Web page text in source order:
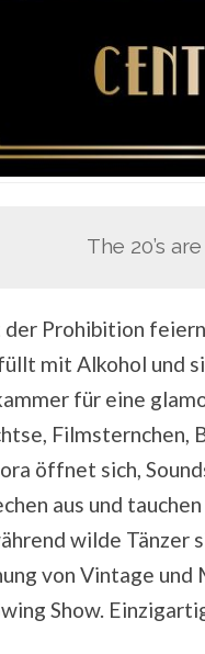
The 20’s
Prohibition
mit Alkohol und
für eine
Filmsternchen,
öffnet sich,
aus und
wilde Tänzer
von Vintage
Show.